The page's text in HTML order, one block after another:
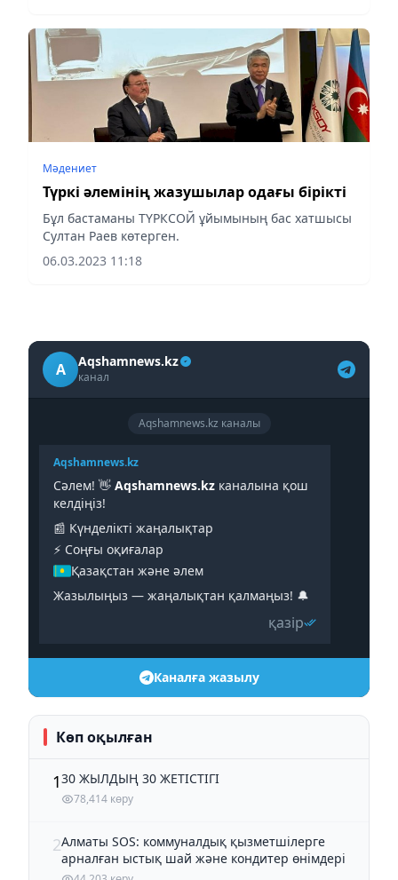
Мәдениет
Түркі әлемінің жазушылар одағы бірікті
Бұл бастаманы ТҮРКСОЙ ұйымының бас хатшысы
Султан Раев көтерген.
06.03.2023 11:18
A Aqshamnews.kz
канал
Aqshamnews.kz каналы
Aqshamnews.kz
Сәлем! 👋 Aqshamnews.kz каналына қош
келдіңіз!
📰 Күнделікті жаңалықтар
⚡️ Соңғы оқиғалар
Қазақстан және әлем
Жазылыңыз — жаңалықтан қалмаңыз! 🔔
қазір
Каналға жазылу
Көп оқылған
130 ЖЫЛДЫҢ 30 ЖЕТІСТІГІ
78,414 көру
2Алматы SOS: коммуналдық қызметшілерге
арналған ыстық шай және кондитер өнімдері